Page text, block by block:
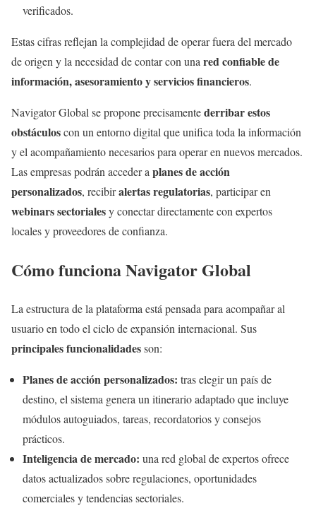
verificados.
Estas cifras reflejan la complejidad de operar fuera del mercado
de origen y la necesidad de contar con una red confiable de
información, asesoramiento y servicios financieros.
Navigator Global se propone precisamentederribar estos
obstáculoscon un entorno digital que unifica toda la información
y el acompañamiento necesarios para operar en nuevos mercados.
Las empresas podrán acceder a planes de acción
personalizados, recibiralertas regulatorias, participar en
webinars sectorialesy conectar directamente con expertos
locales y proveedores de confianza.
Cómo funciona Navigator Global
La estructura de la plataforma está pensada para acompañar al
usuario en todo el ciclo de expansión internacional. Sus
principales funcionalidadesson:
Planes de acción personalizados: tras elegir un país de
destino, el sistema genera un itinerario adaptado que incluye
módulos autoguiados, tareas, recordatorios y consejos
prácticos.
Inteligencia de mercado: una red global de expertos ofrece
datos actualizados sobre regulaciones, oportunidades
comerciales y tendencias sectoriales.